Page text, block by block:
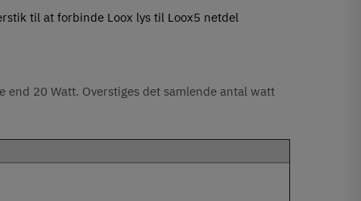
til at forbinde Loox lys til Loox5 netdel
20 Watt. Overstiges det samlende antal watt